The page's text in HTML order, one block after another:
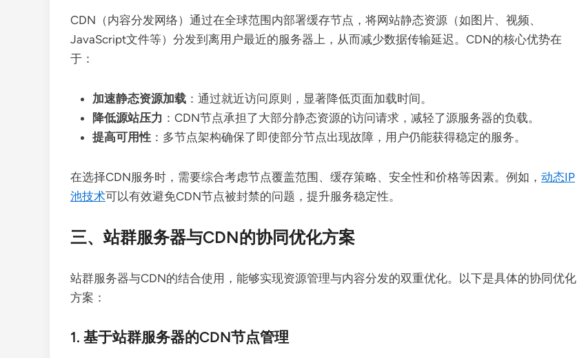
CDN（内容分发网络）通过在全球范围内部署缓存节点，将网站静态资源（如图片、视频、
JavaScript文件等）分发到离用户最近的服务器上，从而减少数据传输延迟。CDN的核心优势在
于：
加速静态资源加载 ：通过就近访问原则，显著降低页面加载时间。
降低源站压力 ：CDN节点承担了大部分静态资源的访问请求，减轻了源服务器的负载。
提高可用性 ：多节点架构确保了即使部分节点出现故障，用户仍能获得稳定的服务。
在选择CDN服务时，需要综合考虑节点覆盖范围、缓存策略、安全性和价格等因素。例如， 动态IP
池技术可以有效避免CDN节点被封禁的问题，提升服务稳定性。
三、站群服务器与CDN的协同优化方案
站群服务器与CDN的结合使用，能够实现资源管理与内容分发的双重优化。以下是具体的协同优化
方案：
1. 基于站群服务器的CDN节点管理